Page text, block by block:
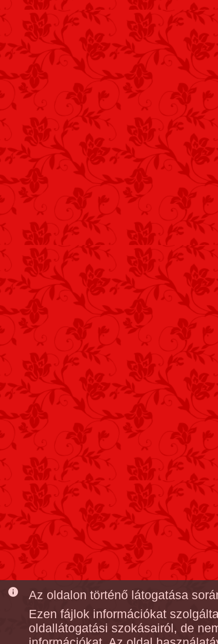
info
Az oldalon történő látogatása
Ezen fájlok információkat
oldallátogatási szokásairól, de